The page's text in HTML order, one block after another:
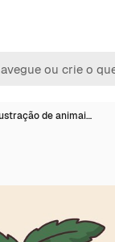
de animai…